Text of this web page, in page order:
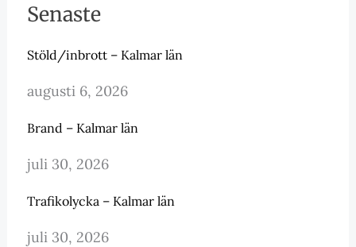
Senaste
Stöld/inbrott – Kalmar län
augusti 6, 2026
Brand – Kalmar län
juli 30, 2026
Trafikolycka – Kalmar län
juli 30, 2026